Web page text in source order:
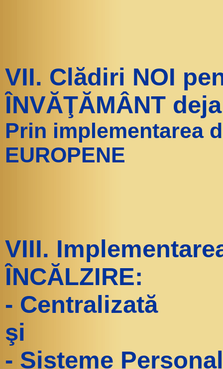
VII. Clădiri NOI
ÎNVĂŢĂMÂNT
Prin implementarea
EUROPENE
VIII.
ÎNCĂLZIRE:
- Centralizată
şi
- Sisteme